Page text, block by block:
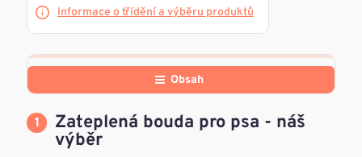
Informace o třídění a výběru produktů
Obsah
Zateplená bouda pro psa - náš
výběr